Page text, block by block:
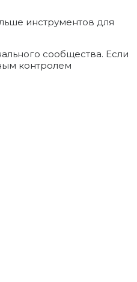
инструментов для
сообщества. Если
контролем